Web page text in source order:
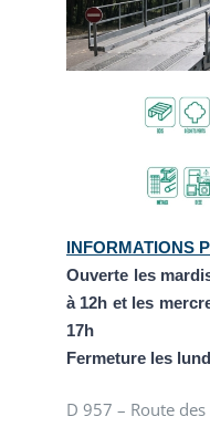
INFORMATIONS
Ouverte les
à 12h et les
17h
Fermeture les
D 957 – Route